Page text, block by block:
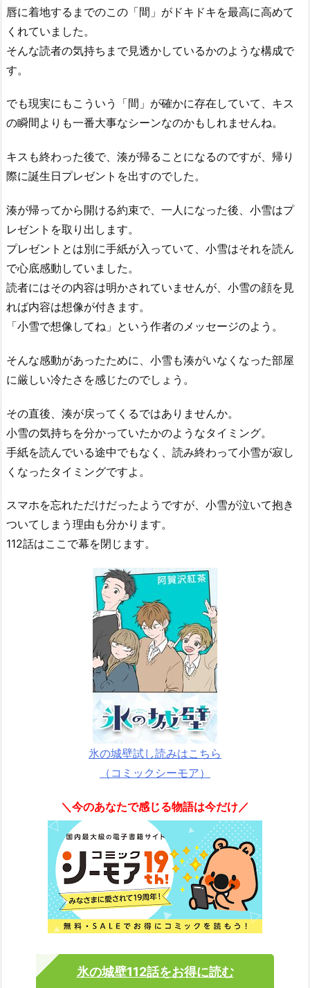
唇に着地するまでのこの「間」がドキドキを最高に高めて
くれていました。
そんな読者の気持ちまで見透かしているかのような構成で
す。
でも現実にもこういう「間」が確かに存在していて、キス
の瞬間よりも一番大事なシーンなのかもしれませんね。
キスも終わった後で、湊が帰ることになるのですが、帰り
際に誕生日プレゼントを出すのでした。
湊が帰ってから開ける約束で、一人になった後、小雪はプ
レゼントを取り出します。
プレゼントとは別に手紙が入っていて、小雪はそれを読ん
で心底感動していました。
読者にはその内容は明かされていませんが、小雪の顔を見
れば内容は想像が付きます。
「小雪で想像してね」という作者のメッセージのよう。
そんな感動があったために、小雪も湊がいなくなった部屋
に厳しい冷たさを感じたのでしょう。
その直後、湊が戻ってくるではありませんか。
小雪の気持ちを分かっていたかのようなタイミング。
手紙を読んでいる途中でもなく、読み終わって小雪が寂し
くなったタイミングですよ。
スマホを忘れただけだったようですが、小雪が泣いて抱き
ついてしまう理由も分かります。
112話はここで幕を閉じます。
氷の城壁試し読みはこちら
（コミックシーモア）
＼今のあなたで感じる物語は今だけ／
氷の城壁112話をお得に読む